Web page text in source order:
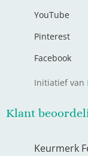
YouTube
Pinterest
Facebook
Initiatief van
Klant
Keurmerk